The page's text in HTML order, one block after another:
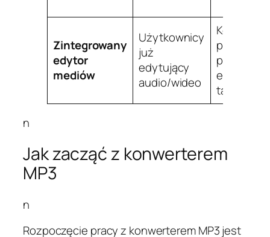
Zintegrowany
edytor
mediów
Użytkownicy
już
edytujący
audio/wideo
Konwersja
plus
edycja,
tagowanie
n
Jak zacząć z konwerterem
MP3
n
Rozpoczęcie pracy z konwerterem MP3 jest